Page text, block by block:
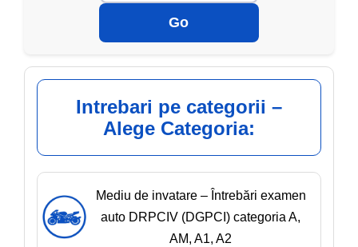
Go
Intrebari pe categorii –
Alege Categoria:
Mediu de invatare – Întrebări examen
auto DRPCIV (DGPCI) categoria A,
AM, A1, A2